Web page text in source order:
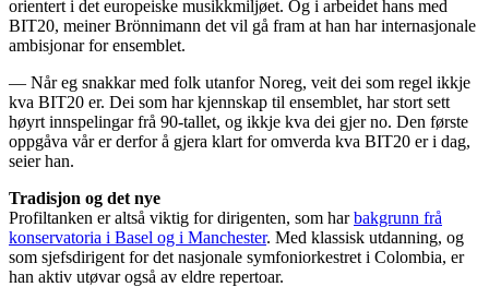
orientert i det europeiske musikkmiljøet. Og i arbeidet hans med
BIT20, meiner Brönnimann det vil gå fram at han har internasjonale
ambisjonar for ensemblet.
— Når eg snakkar med folk utanfor Noreg, veit dei som regel ikkje
kva BIT20 er. Dei som har kjennskap til ensemblet, har stort sett
høyrt innspelingar frå 90-tallet, og ikkje kva dei gjer no. Den første
oppgåva vår er derfor å gjera klart for omverda kva BIT20 er i dag,
seier han.
Tradisjon og det nye
Profiltanken er altså viktig for dirigenten, som harbakgrunn frå
konservatoria i Basel og i Manchester. Med klassisk utdanning, og
som sjefsdirigent for det nasjonale symfoniorkestret i Colombia, er
han aktiv utøvar også av eldre repertoar.